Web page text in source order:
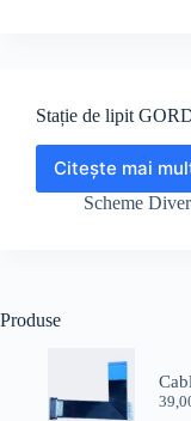
Stație de lipit
Citește maiStație
de
Scheme
Produse